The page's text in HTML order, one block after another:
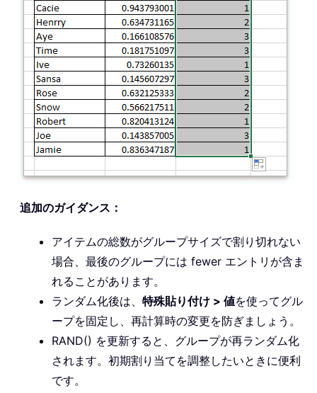
追加のガイダンス：
アイテムの総数がグループサイズで割り切れない
場合、最後のグループには fewer エントリが含ま
れることがあります。
ランダム化後は、 特殊貼り付け > 値を使ってグル
ープを固定し、再計算時の変更を防ぎましょう。
RAND() を更新すると、グループが再ランダム化
されます。初期割り当てを調整したいときに便利
です。